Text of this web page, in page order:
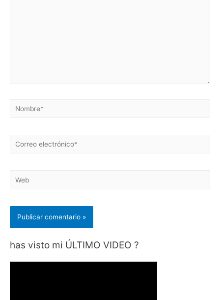
Nombre*
Correo
Web
has visto mi ÚLTIMO VIDEO ?